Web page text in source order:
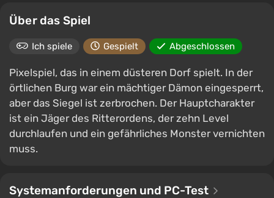
Über das Spiel
Ich spiele Gespielt Abgeschlossen
Pixelspiel, das in einem düsteren Dorf spielt. In der
örtlichen Burg war ein mächtiger Dämon eingesperrt,
aber das Siegel ist zerbrochen. Der Hauptcharakter
ist ein Jäger des Ritterordens, der zehn Level
durchlaufen und ein gefährliches Monster vernichten
muss.
Systemanforderungen und PC-Test